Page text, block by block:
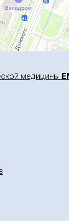
медицины